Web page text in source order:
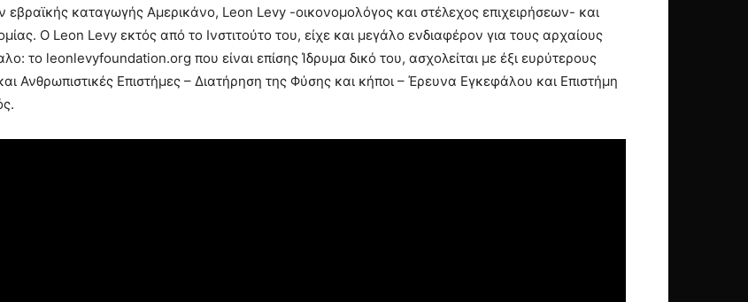
εβραϊκής καταγωγής Αμερικάνο, Leon Levy -οικονομολόγος και στέλεχος επιχειρήσεων- και
Ο Leon Levy εκτός από το Ινστιτούτο του, είχε και μεγάλο ενδιαφέρον για τους αρχαίους
το leonlevyfoundation.org που είναι επίσης Ίδρυμα δικό του, ασχολείται με έξι ευρύτερους
Ανθρωπιστικές Επιστήμες – Διατήρηση της Φύσης και κήποι – Έρευνα Εγκεφάλου και Επιστήμη